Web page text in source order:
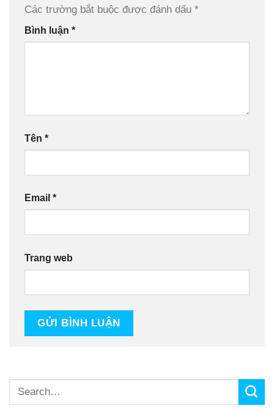
Các trường bắt buộc được đánh dấu *
Bình luận *
Tên *
Email *
Trang web